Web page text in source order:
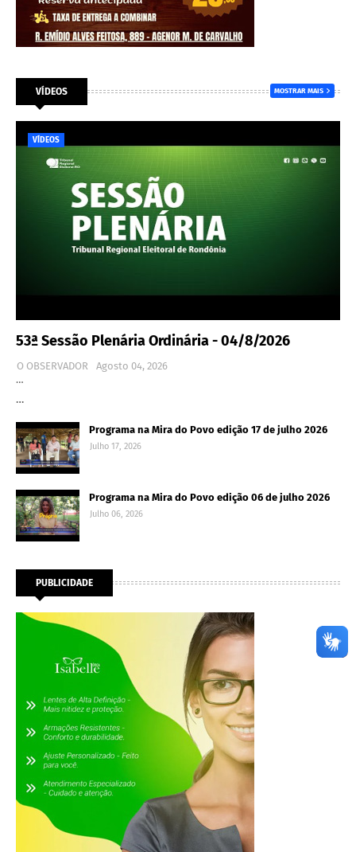
VÍDEOS MOSTRAR MAIS
VÍDEOS
53ª Sessão Plenária Ordinária - 04/8/2026
O OBSERVADOR
Agosto 04, 2026
…
…
Programa na Mira do Povo edição 17 de julho 2026
Julho 17, 2026
Programa na Mira do Povo edição 06 de julho 2026
Julho 06, 2026
PUBLICIDADE